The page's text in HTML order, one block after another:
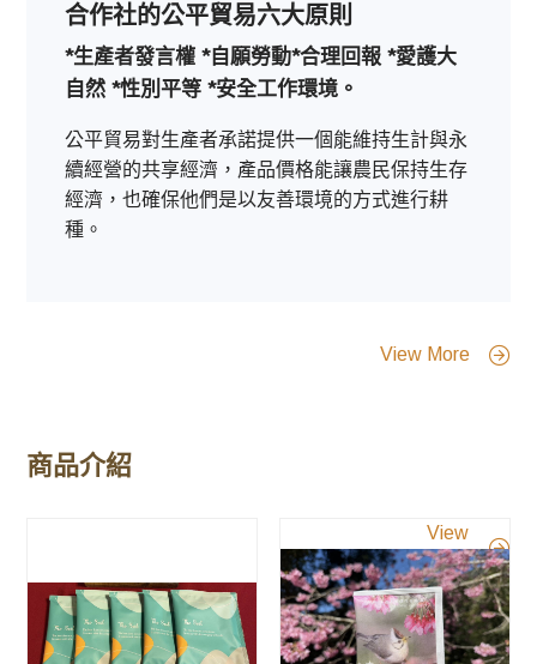
合作社的公平貿易六大原則
*生產者發言權*自願勞動*合理回報 *愛護大
自然*性別平等*安全工作環境。
公平貿易對生產者承諾提供一個能維持生計與永
續經營的共享經濟，產品價格能讓農民保持生存
經濟，也確保他們是以友善環境的方式進行耕
種。
View More
商品介紹
View
More